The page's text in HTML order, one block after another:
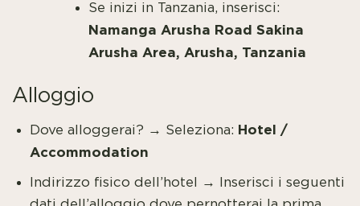
Se inizi in Tanzania, inserisci:
Namanga Arusha Road Sakina
Arusha Area, Arusha, Tanzania
Alloggio
Dove alloggerai? → Seleziona: Hotel /
Accommodation
Indirizzo fisico dell’hotel → Inserisci i seguenti